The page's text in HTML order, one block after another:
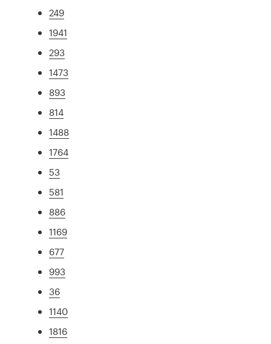
249
1941
293
1473
893
814
1488
1764
53
581
886
1169
677
993
36
1140
1816